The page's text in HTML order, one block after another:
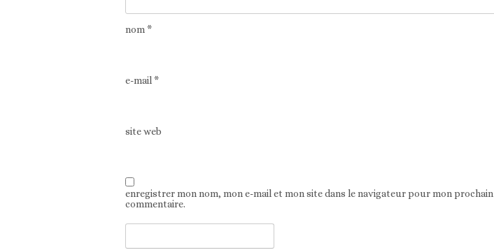
nom*
e-mail*
site web
enregistrer mon nom, mon e-mail et mon site dans le navigateur pour mon prochain
commentaire.